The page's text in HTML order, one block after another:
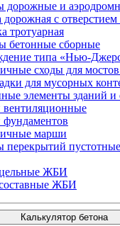
дорожные и
дорожная с
тротуарная
бетонные сборные
типа «Нью-
сходы для
для мусорных
элементы зданий
вентиляционные
фундаментов
марши
перекрытий пустотные
ЖБИ
ЖБИ
Калькулятор бетона